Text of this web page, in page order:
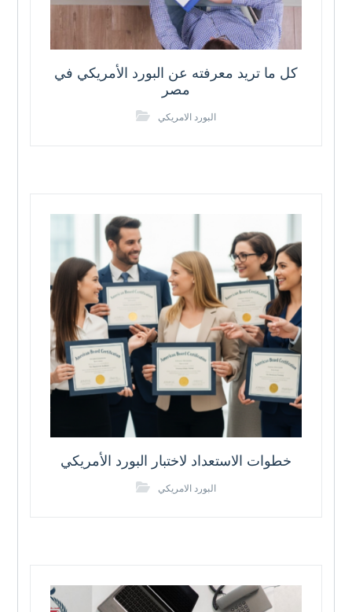
كل ما تريد معرفته عن البورد الأمريكي في
مصر
البورد الامريكي
خطوات الاستعداد لاختبار البورد الأمريكي
البورد الامريكي